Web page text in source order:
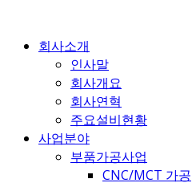
회사소개
인사말
회사개요
회사연혁
주요설비현황
사업분야
부품가공사업
CNC/MCT 가공